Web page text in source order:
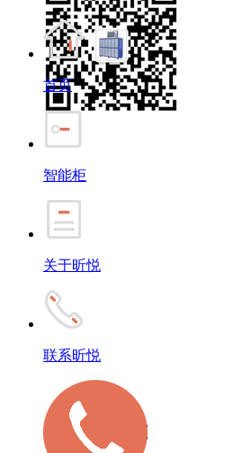
首页
智能柜
关于昕悦
联系昕悦